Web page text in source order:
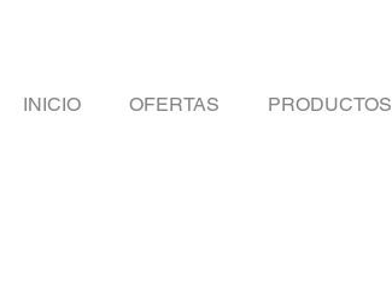
INICIO OFERTAS PRODUCTOS